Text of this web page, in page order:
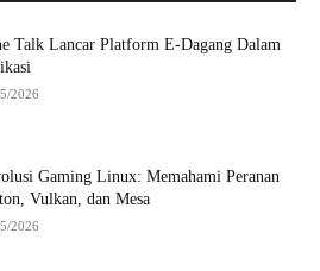
Talk Lancar Platform E-Dagang Dalam
2026
Gaming Linux: Memahami Peranan
Vulkan, dan Mesa
2026